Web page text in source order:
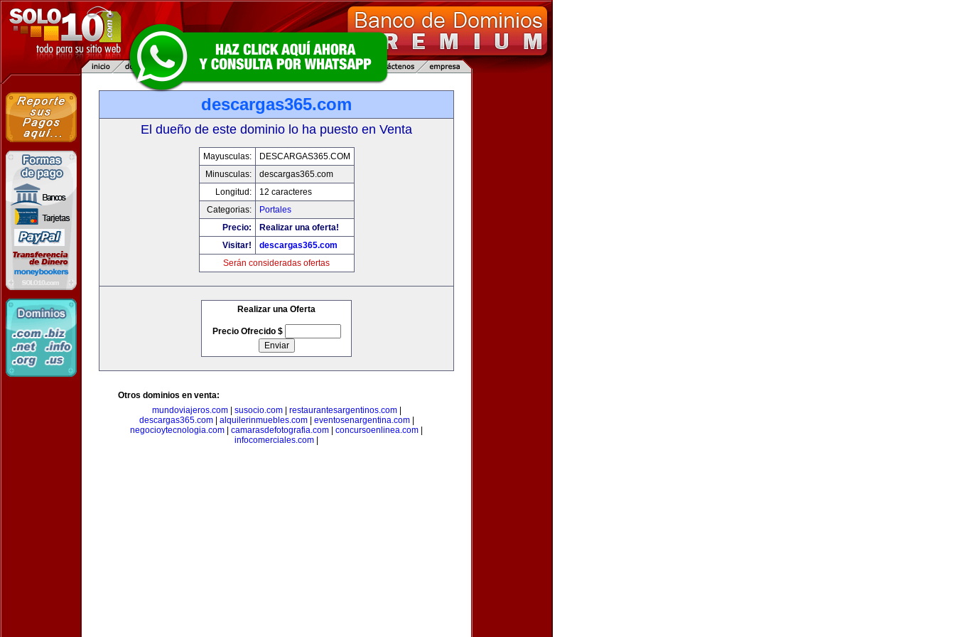
descargas365.com
El dueño de este dominio lo ha puesto en Venta
Mayusculas:
DESCARGAS365.COM
Minusculas:
descargas365.com
Longitud:
12 caracteres
Categorias:
Portales
Precio:
Realizar una oferta!
Visitar!
descargas365.com
Serán consideradas ofertas
Realizar una Oferta
Precio Ofrecido $
Otros dominios en venta:
mundoviajeros.com| susocio.com| restaurantesargentinos.com|
descargas365.com| alquilerinmuebles.com| eventosenargentina.com|
negocioytecnologia.com
camarasdefotografia.com concursoenlinea.com
infocomerciales.com